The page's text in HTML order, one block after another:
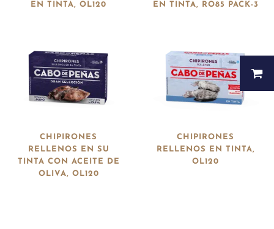
EN TINTA, OL120
EN TINTA, RO85 PACK-3
CHIPIRONES
RELLENOS EN SU
TINTA CON ACEITE DE
OLIVA, OL120
CHIPIRONES
RELLENOS EN TINTA,
OL120